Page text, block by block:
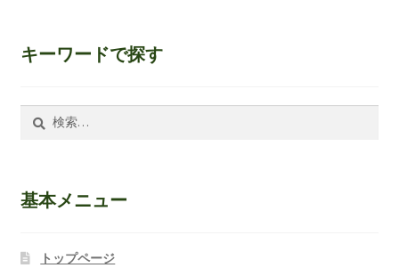
キーワードで探す
基本メニュー
トップページ